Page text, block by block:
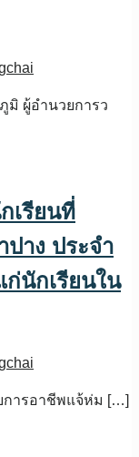
มิ ผู้อำนวยการว
เรียนที่
าง ประจำ
นักเรียนใน
การอาชีพแจ้ห่ม […]